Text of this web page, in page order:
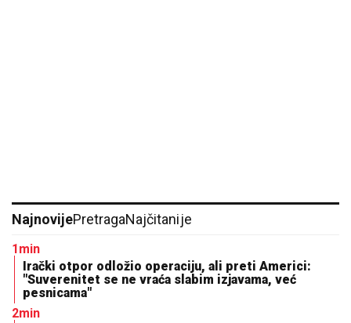
NajnovijePretragaNajčitanije
1min
Irački otpor odložio operaciju, ali preti Americi:
"Suverenitet se ne vraća slabim izjavama, već
pesnicama"
2min